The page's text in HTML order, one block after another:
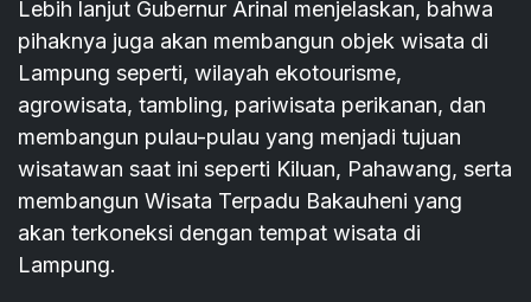
Lebih lanjut Gubernur Arinal menjelaskan, bahwa
pihaknya juga akan membangun objek wisata di
Lampung seperti, wilayah ekotourisme,
agrowisata, tambling, pariwisata perikanan, dan
membangun pulau-pulau yang menjadi tujuan
wisatawan saat ini seperti Kiluan, Pahawang, serta
membangun Wisata Terpadu Bakauheni yang
akan terkoneksi dengan tempat wisata di
Lampung.